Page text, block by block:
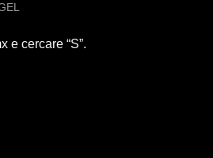
e cercare “S”.